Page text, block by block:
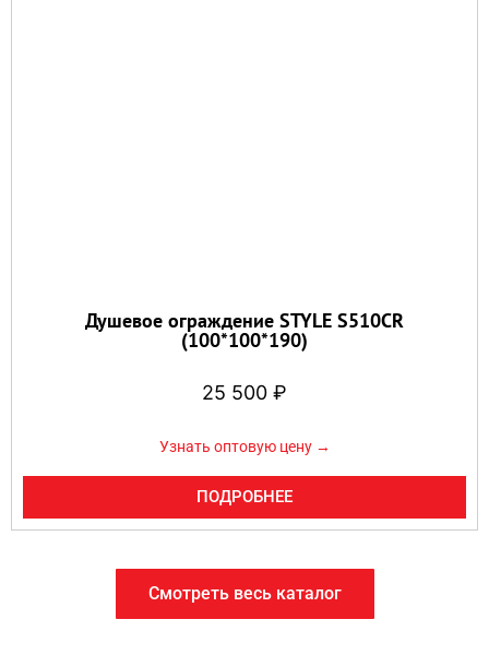
Душевое ограждение STYLE S510CR
(100*100*190)
25 500 ₽
Узнать оптовую цену →
ПОДРОБНЕЕ
Смотреть весь каталог